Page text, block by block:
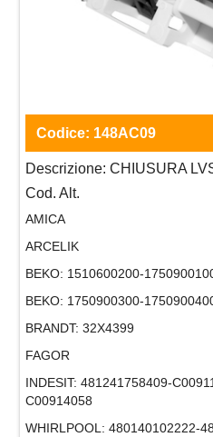
Codice: 148AC09
Descrizione: CHIUSURA
Cod. Alt.
AMICA
ARCELIK
BEKO: 1510600200-
BEKO: 1750900300-
BRANDT: 32X4399
FAGOR
INDESIT: 481241758409-
C00914058
WHIRLPOOL: 480140102222-